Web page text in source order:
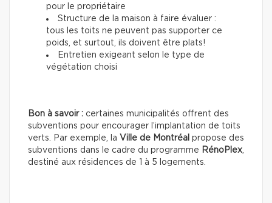
pour le propriétaire
Structure de la maison à faire évaluer :
tous les toits ne peuvent pas supporter ce
poids, et surtout, ils doivent être plats!
Entretien exigeant selon le type de
végétation choisi
Bon à savoir : certaines municipalités offrent des
subventions pour encourager l’implantation de toits
verts. Par exemple, la Ville de Montréal propose des
subventions dans le cadre du programme RénoPlex,
destiné aux résidences de 1 à 5 logements.